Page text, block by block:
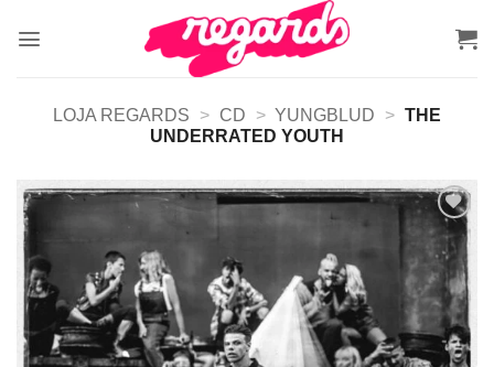
LOJA REGARDS > CD > YUNGBLUD > THE
UNDERRATED YOUTH
Adicionar
a lista de
desejos